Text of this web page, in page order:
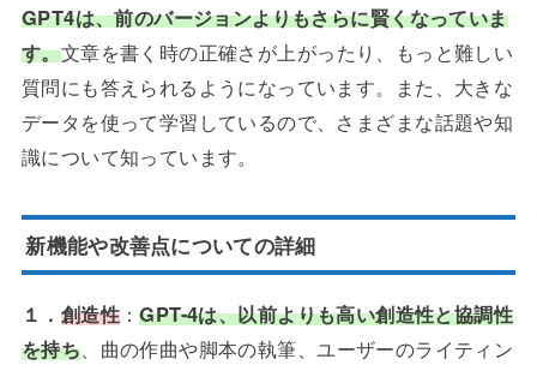
GPT4は、前のバージョンよりもさらに賢くなっていま
す。文章を書く時の正確さが上がったり、もっと難しい
質問にも答えられるようになっています。また、大きな
データを使って学習しているので、さまざまな話題や知
識について知っています。
新機能や改善点についての詳細
１． 創造性：GPT-4は、以前よりも高い創造性と協調性
を持ち 、曲の作曲や脚本の執筆、ユーザーのライティン